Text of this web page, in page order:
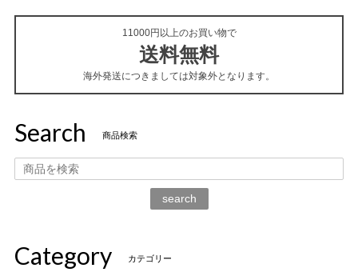
11000円以上のお買い物で
送料無料
海外発送につきましては対象外となります。
Search 商品検索
search
Category カテゴリー